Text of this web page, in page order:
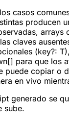
casos
producen
arrays
claves
(key?:
para que los
puede copiar o
en vivo
generado se
sube.